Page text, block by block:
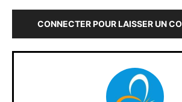
CONNECTER POUR LAISSER UN